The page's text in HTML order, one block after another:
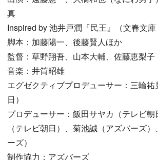
真
Inspired by 池井戸潤『民王』（文春文庫
脚本：加藤陽一、後藤賢人ほか
監督：草野翔吾、山本大輔、佐藤恵梨子
音楽：井筒昭雄
エグゼクティブプロデューサー：三輪祐
日）
プロデューサー：飯田サヤカ（テレビ
（テレビ朝日）、菊池誠（アズバーズ
ーズ）
制作協力：アズバーズ